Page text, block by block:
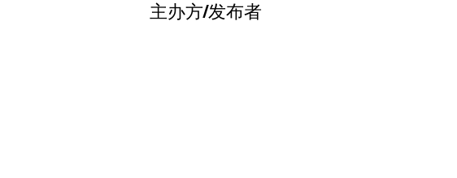
主办方/发布者